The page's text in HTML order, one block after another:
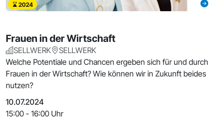
2024
Frauen in der Wirtschaft
SELLWERK
SELLWERK
Welche Potentiale und Chancen ergeben sich für und durch
Frauen in der Wirtschaft? Wie können wir in Zukunft beides
nutzen?
10.07.2024
15:00 - 16:00 Uhr